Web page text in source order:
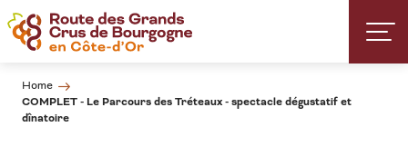
Aller
au
contenu
Home
COMPLET - Le Parcours des Tréteaux - spectacle dégustatif et
dînatoire